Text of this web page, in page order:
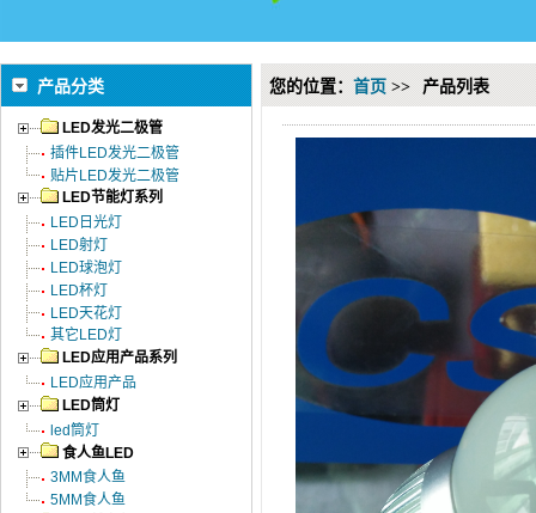
产品分类
LED发光二极管
插件LED发光二极管
贴片LED发光二极管
LED节能灯系列
LED日光灯
LED射灯
LED球泡灯
LED杯灯
LED天花灯
其它LED灯
LED应用产品系列
LED应用产品
LED筒灯
led筒灯
食人鱼LED
3MM食人鱼
5MM食人鱼
您的位置： 首页 >> 产品列表